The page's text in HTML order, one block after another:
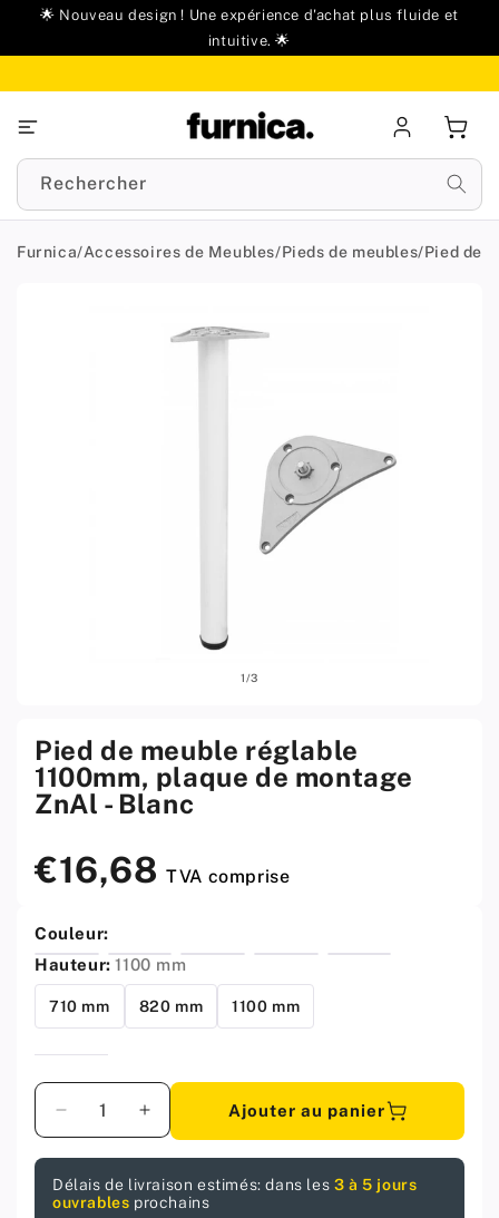
🌟 Nouveau design ! Une expérience d'achat plus fluide et
intuitive. 🌟
connecter
Rechercher
Furnica/Accessoires de Meubles/Pieds de meubles/Pied de
w
menu
modal
1/sur
3
Pied de meuble réglable
1100mm, plaque de montage
ZnAl - Blanc
Prix
standard
€16,68TVA comprise
Couleur:
Hauteur: 1100 mm
710 mm 820 mm 1100 mm
Quantité
Diminuer
la
pour
Pied
Augmenter
la
pour
Pied
Ajouter au panier
Délais de livraison estimés: dans les 3 à 5 jours
ouvrables prochains